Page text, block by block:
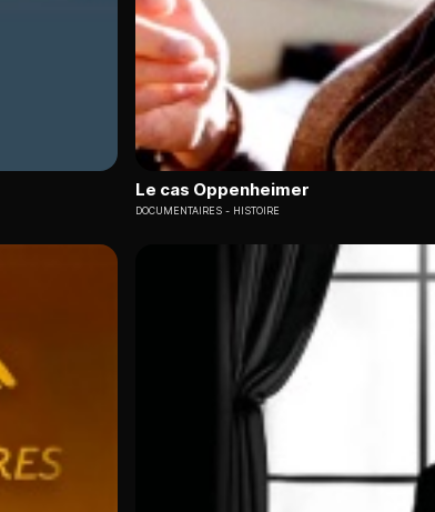
Le cas Oppenheimer
DOCUMENTAIRES HISTOIRE